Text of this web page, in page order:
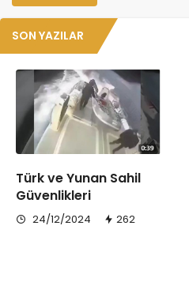
SON YAZILAR
Türk ve Yunan Sahil
Güvenlikleri
24/12/2024 262